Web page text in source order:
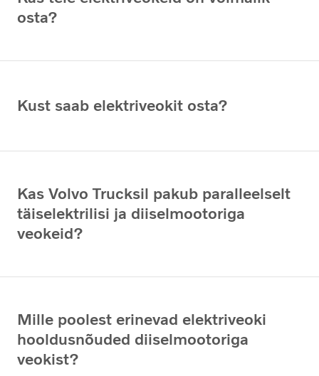
osta?
Kust saab elektriveokit osta?
Kas Volvo Trucksil pakub paralleelselt
täiselektrilisi ja diiselmootoriga
veokeid?
Mille poolest erinevad elektriveoki
hooldusnõuded diiselmootoriga
veokist?